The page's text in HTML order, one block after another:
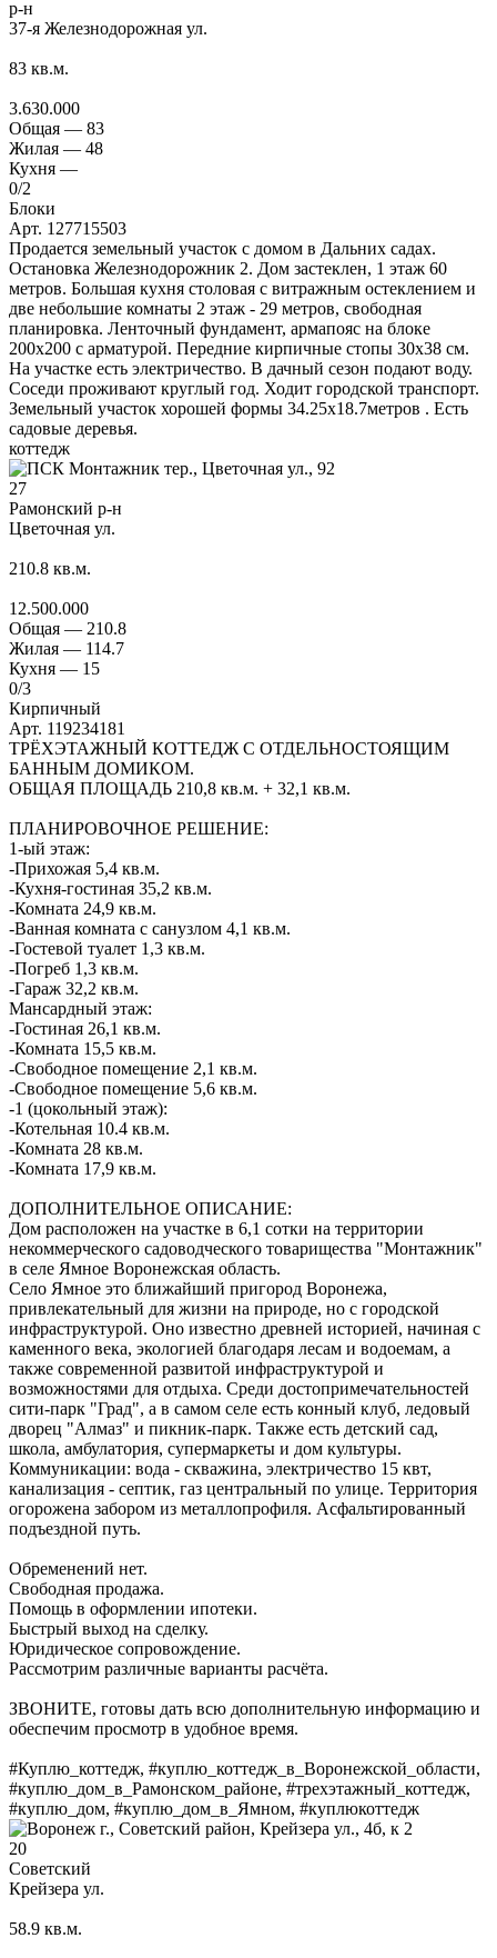
р-н
37-я Железнодорожная ул.
83 кв.м.
3.630.000
Общая — 83
Жилая — 48
Кухня —
0/2
Блоки
Арт. 127715503
Продается земельный участок с домом в Дальних садах.
Остановка Железнодорожник 2. Дом застеклен, 1 этаж 60
метров. Большая кухня столовая с витражным остеклением и
две небольшие комнаты 2 этаж - 29 метров, свободная
планировка. Ленточный фундамент, армапояс на блоке
200х200 с арматурой. Передние кирпичные стопы 30х38 см.
На участке есть электричество. В дачный сезон подают воду.
Соседи проживают круглый год. Ходит городской транспорт.
Земельный участок хорошей формы 34.25х18.7метров . Есть
садовые деревья.
коттедж
27
Рамонский р-н
Цветочная ул.
210.8 кв.м.
12.500.000
Общая — 210.8
Жилая — 114.7
Кухня — 15
0/3
Кирпичный
Арт. 119234181
ТРЁХЭТАЖНЫЙ КОТТЕДЖ С ОТДЕЛЬНОСТОЯЩИМ
БАННЫМ ДОМИКОМ.
ОБЩАЯ ПЛОЩАДЬ 210,8 кв.м. + 32,1 кв.м.
ПЛАНИРОВОЧНОЕ РЕШЕНИЕ:
1-ый этаж:
-Прихожая 5,4 кв.м.
-Кухня-гостиная 35,2 кв.м.
-Комната 24,9 кв.м.
-Ванная комната с санузлом 4,1 кв.м.
-Гостевой туалет 1,3 кв.м.
-Погреб 1,3 кв.м.
-Гараж 32,2 кв.м.
Мансардный этаж:
-Гостиная 26,1 кв.м.
-Комната 15,5 кв.м.
-Свободное помещение 2,1 кв.м.
-Свободное помещение 5,6 кв.м.
-1 (цокольный этаж):
-Котельная 10.4 кв.м.
-Комната 28 кв.м.
-Комната 17,9 кв.м.
ДОПОЛНИТЕЛЬНОЕ ОПИСАНИЕ:
Дом расположен на участке в 6,1 сотки на территории
некоммерческого садоводческого товарищества "Монтажник"
в селе Ямное Воронежская область.
Село Ямное это ближайший пригород Воронежа,
привлекательный для жизни на природе, но с городской
инфраструктурой. Оно известно древней историей, начиная с
каменного века, экологией благодаря лесам и водоемам, а
также современной развитой инфраструктурой и
возможностями для отдыха. Среди достопримечательностей
сити-парк "Град", а в самом селе есть конный клуб, ледовый
дворец "Алмаз" и пикник-парк. Также есть детский сад,
школа, амбулатория, супермаркеты и дом культуры.
Коммуникации: вода - скважина, электричество 15 квт,
канализация - септик, газ центральный по улице. Территория
огорожена забором из металлопрофиля. Асфальтированный
подъездной путь.
Обременений нет.
Свободная продажа.
Помощь в оформлении ипотеки.
Быстрый выход на сделку.
Юридическое сопровождение.
Рассмотрим различные варианты расчёта.
ЗВОНИТЕ, готовы дать всю дополнительную информацию и
обеспечим просмотр в удобное время.
#Куплю_коттедж, #куплю_коттедж_в_Воронежской_области,
#куплю_дом_в_Рамонском_районе, #трехэтажный_коттедж,
#куплю_дом, #куплю_дом_в_Ямном, #куплюкоттедж
20
Советский
Крейзера ул.
58.9 кв.м.